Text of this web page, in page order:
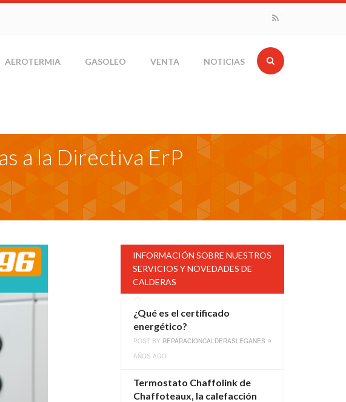
AEROTERMIA GASOLEO VENTA NOTICIAS
a la Directiva ErP
INFORMACIÓN SOBRE NUESTROS
SERVICIOS Y NOVEDADES DE
CALDERAS
¿Qué es el certificado
energético?
POST BY REPARACIONCALDERASLEGANES 9
AÑOS AGO
Termostato Chaffolink de
Chaffoteaux, la calefacción